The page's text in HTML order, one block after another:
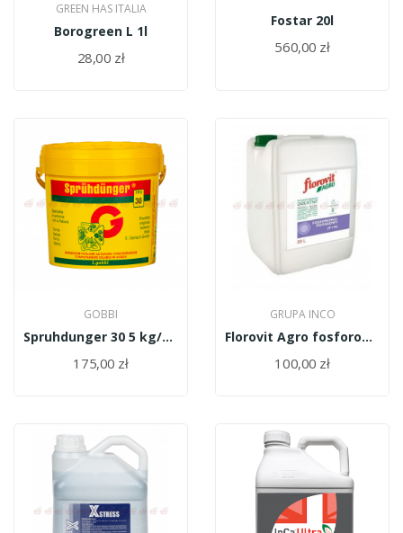
GREEN HAS ITALIA
Borogreen L 1l
28,00 zł
Fostar 20l
560,00 zł
GOBBI
Spruhdunger 30 5 kg/GOBBI
175,00 zł
GRUPA INCO
Florovit Agro fosforowo-potasowy 20l
100,00 zł